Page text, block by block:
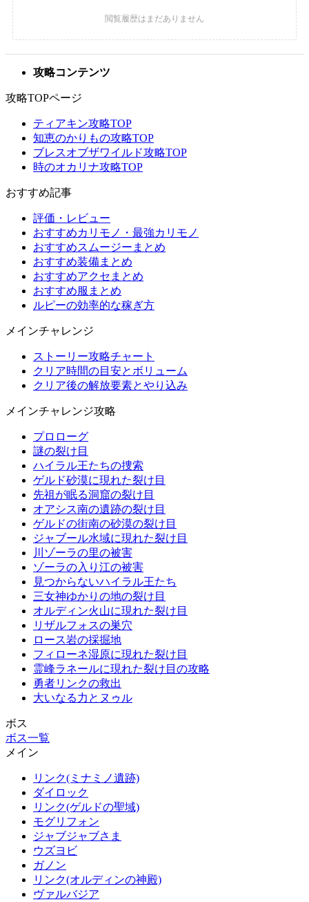
攻略コンテンツ
攻略TOPページ
ティアキン攻略TOP
知恵のかりもの攻略TOP
ブレスオブザワイルド攻略TOP
時のオカリナ攻略TOP
おすすめ記事
評価・レビュー
おすすめカリモノ・最強カリモノ
おすすめスムージーまとめ
おすすめ装備まとめ
おすすめアクセまとめ
おすすめ服まとめ
ルピーの効率的な稼ぎ方
メインチャレンジ
ストーリー攻略チャート
クリア時間の目安とボリューム
クリア後の解放要素とやり込み
メインチャレンジ攻略
プロローグ
謎の裂け目
ハイラル王たちの捜索
ゲルド砂漠に現れた裂け目
先祖が眠る洞窟の裂け目
オアシス南の遺跡の裂け目
ゲルドの街南の砂漠の裂け目
ジャブール水域に現れた裂け目
川ゾーラの里の被害
ゾーラの入り江の被害
見つからないハイラル王たち
三女神ゆかりの地の裂け目
オルディン火山に現れた裂け目
リザルフォスの巣穴
ロース岩の採掘地
フィローネ湿原に現れた裂け目
霊峰ラネールに現れた裂け目の攻略
勇者リンクの救出
大いなる力とヌゥル
ボス
ボス一覧
メイン
リンク(ミナミノ遺跡)
ダイロック
リンク(ゲルドの聖域)
モグリフォン
ジャブジャブさま
ウズヨビ
ガノン
リンク(オルディンの神殿)
ヴァルバジア